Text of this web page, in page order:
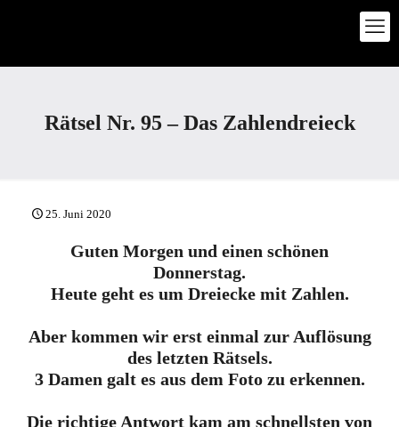
Rätsel Nr. 95 – Das Zahlendreieck
25. Juni 2020
Guten Morgen und einen schönen
Donnerstag.
Heute geht es um Dreiecke mit Zahlen.
Aber kommen wir erst einmal zur Auflösung
des letzten Rätsels.
3 Damen galt es aus dem Foto zu erkennen.
Die richtige Antwort kam am schnellsten von